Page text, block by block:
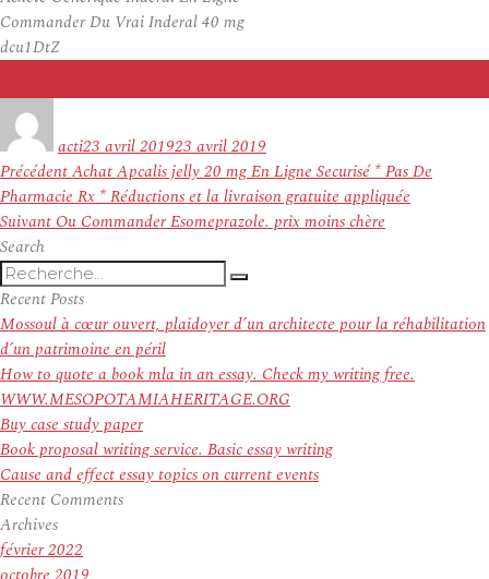
Commander Du Vrai Inderal 40 mg
dcu1DtZ
actile
23 avril 201923 avril 2019
Navigation
de
l’article
PrécédentArticle
précédent :
Achat Apcalis jelly 20 mg En Ligne Securisé * Pas De
Pharmacie Rx * Réductions et la livraison gratuite appliquée
Suivant Article
Ou Commander Esomeprazole. prix moins chère
Search
Recherche
pour
:
Recherche
Recent Posts
Mossoul à cœur ouvert, plaidoyer d’un architecte pour la réhabilitation
d’un patrimoine en péril
How to quote a book mla in an essay. Check my writing free.
WWW.MESOPOTAMIAHERITAGE.ORG
Buy case study paper
Book proposal writing service. Basic essay writing
Cause and effect essay topics on current events
Recent Comments
Archives
février 2022